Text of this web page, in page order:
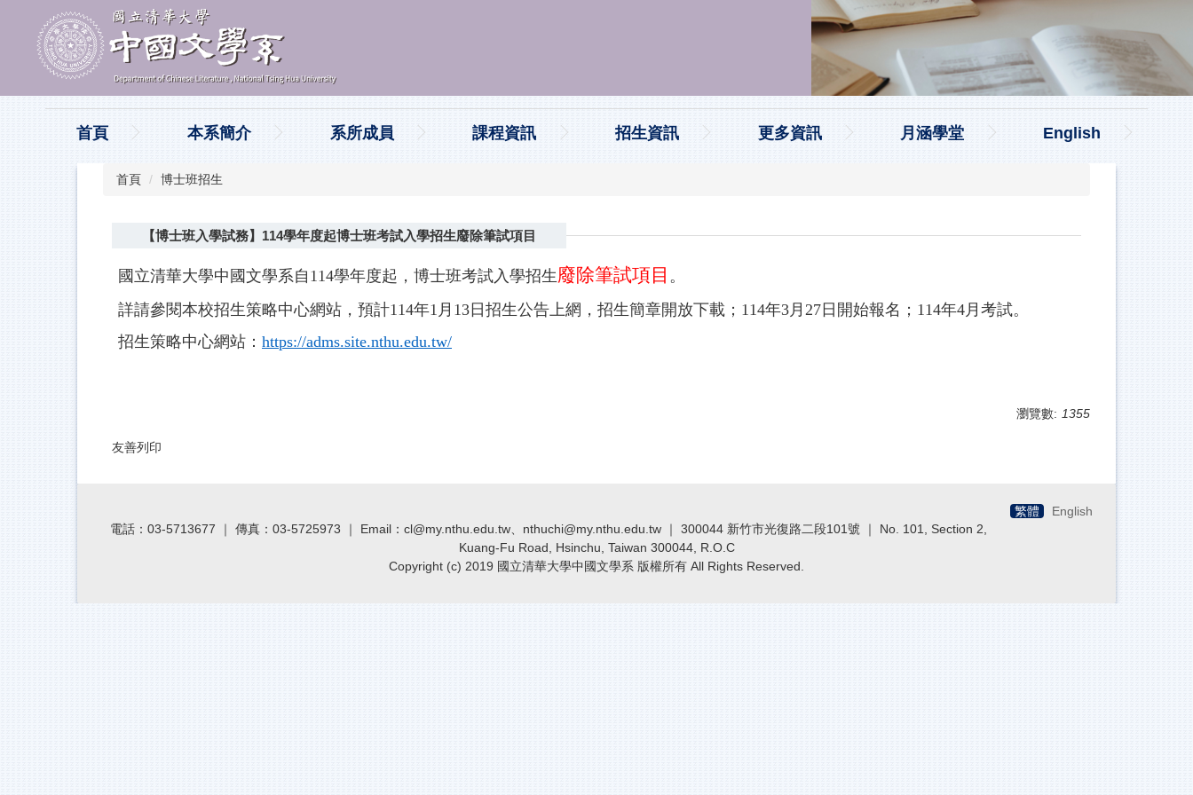
首頁 本系簡介 系所成員 課程資訊 招生資訊 更多資訊 月涵學堂 English
首頁 博士班招生
【博士班入學試務】114學年度起博士班考試入學招生廢除筆試項目
國立清華大學中國文學系自114學年度起，博士班考試入學招生廢除筆試項目 。
詳請參閱本校招生策略中心網站，預計114年1月13日招生公告上網，招生簡章開放下載；114年3月27日開始報名；114年4月考試。
招生策略中心網站： https://adms.site.nthu.edu.tw/
瀏覽數: 1355
友善列印
繁體
English
電話：03-5713677 ｜ 傳真：03-5725973 ｜ Email：cl@my.nthu.edu.tw、nthuchi@my.nthu.edu.tw ｜ 300044 新竹市光復路二段101號 ｜ No. 101, Section 2,
Kuang-Fu Road, Hsinchu, Taiwan 300044, R.O.C
Copyright (c) 2019 國立清華大學中國文學系 版權所有 All Rights Reserved.